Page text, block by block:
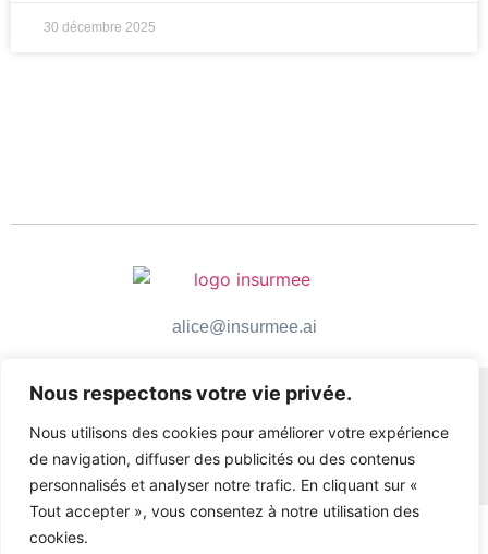
Nous respectons votre vie privée.
Nous utilisons des cookies pour améliorer votre expérience
de navigation, diffuser des publicités ou des contenus
personnalisés et analyser notre trafic. En cliquant sur «
Tout accepter », vous consentez à notre utilisation des
cookies.
30 décembre 2025
alice@insurmee.ai